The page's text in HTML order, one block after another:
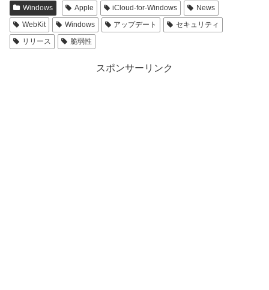
Windows Apple iCloud-for-Windows
News
WebKit
Windows アップデート
セキュリティ
リリース
脆弱性
スポンサーリンク